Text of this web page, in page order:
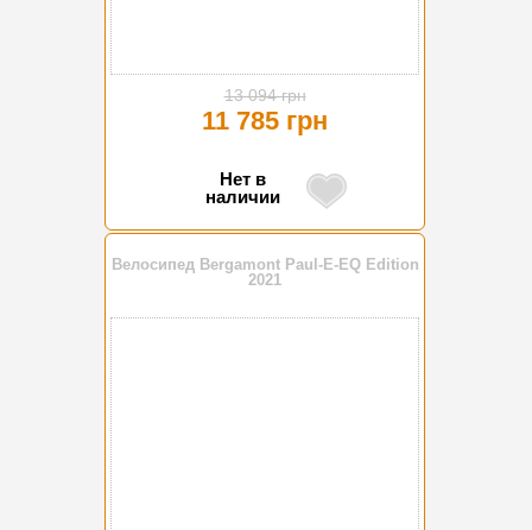
13 094 грн
11 785 грн
Нет в
наличии
Велосипед Bergamont Paul-E-EQ Edition
2021